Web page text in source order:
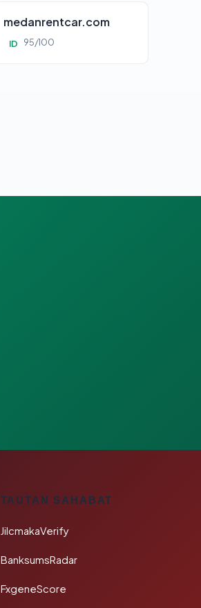
medanrentcar.com
ID 95/100
TAUTAN SAHABAT
JilcmakaVerify
BanksumsRadar
FxgeneScore